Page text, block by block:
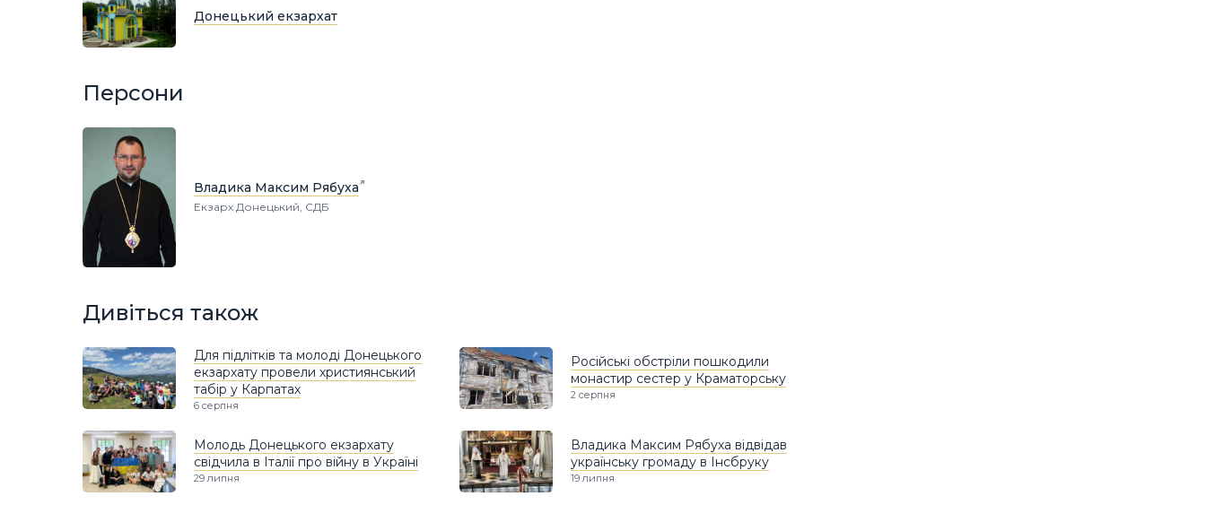
Донецький екзархат
Персони
Владика Максим Рябуха
Екзарх Донецький, СДБ
Дивіться також
Для підлітків та молоді Донецького
екзархату провели християнський
табір у Карпатах
6 серпня
Російські обстріли пошкодили
монастир сестер у Краматорську
2 серпня
Молодь Донецького екзархату
свідчила в Італії про війну в Україні
29 липня
Владика Максим Рябуха відвідав
українську громаду в Інсбруку
19 липня